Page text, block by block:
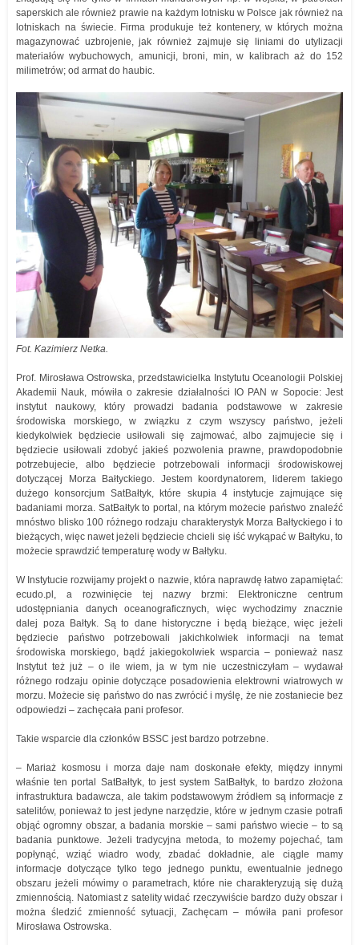
saperskich ale również prawie na każdym lotnisku w Polsce jak również na
lotniskach na świecie. Firma produkuje też kontenery, w których można
magazynować uzbrojenie, jak również zajmuje się liniami do utylizacji
materiałów wybuchowych, amunicji, broni, min, w kalibrach aż do 152
milimetrów; od armat do haubic.
Fot. Kazimierz Netka.
Prof. Mirosława Ostrowska, przedstawicielka Instytutu Oceanologii Polskiej
Akademii Nauk, mówiła o zakresie działalności IO PAN w Sopocie: Jest
instytut naukowy, który prowadzi badania podstawowe w zakresie
środowiska morskiego, w związku z czym wszyscy państwo, jeżeli
kiedykolwiek będziecie usiłowali się zajmować, albo zajmujecie się i
będziecie usiłowali zdobyć jakieś pozwolenia prawne, prawdopodobnie
potrzebujecie, albo będziecie potrzebowali informacji środowiskowej
dotyczącej Morza Bałtyckiego. Jestem koordynatorem, liderem takiego
dużego konsorcjum SatBałtyk, które skupia 4 instytucje zajmujące się
badaniami morza. SatBałtyk to portal, na którym możecie państwo znaleźć
mnóstwo blisko 100 różnego rodzaju charakterystyk Morza Bałtyckiego i to
bieżących, więc nawet jeżeli będziecie chcieli się iść wykąpać w Bałtyku, to
możecie sprawdzić temperaturę wody w Bałtyku.
W Instytucie rozwijamy projekt o nazwie, która naprawdę łatwo zapamiętać:
ecudo.pl, a rozwinięcie tej nazwy brzmi: Elektroniczne centrum
udostępniania danych oceanograficznych, więc wychodzimy znacznie
dalej poza Bałtyk. Są to dane historyczne i będą bieżące, więc jeżeli
będziecie państwo potrzebowali jakichkolwiek informacji na temat
środowiska morskiego, bądź jakiegokolwiek wsparcia – ponieważ nasz
Instytut też już – o ile wiem, ja w tym nie uczestniczyłam – wydawał
różnego rodzaju opinie dotyczące posadowienia elektrowni wiatrowych w
morzu. Możecie się państwo do nas zwrócić i myślę, że nie zostaniecie bez
odpowiedzi – zachęcała pani profesor.
Takie wsparcie dla członków BSSC jest bardzo potrzebne.
– Mariaż kosmosu i morza daje nam doskonałe efekty, między innymi
właśnie ten portal SatBałtyk, to jest system SatBałtyk, to bardzo złożona
infrastruktura badawcza, ale takim podstawowym źródłem są informacje z
satelitów, ponieważ to jest jedyne narzędzie, które w jednym czasie potrafi
objąć ogromny obszar, a badania morskie – sami państwo wiecie – to są
badania punktowe. Jeżeli tradycyjna metoda, to możemy pojechać, tam
popłynąć, wziąć wiadro wody, zbadać dokładnie, ale ciągle mamy
informacje dotyczące tylko tego jednego punktu, ewentualnie jednego
obszaru jeżeli mówimy o parametrach, które nie charakteryzują się dużą
zmiennością. Natomiast z satelity widać rzeczywiście bardzo duży obszar i
można śledzić zmienność sytuacji, Zachęcam – mówiła pani profesor
Mirosława Ostrowska.